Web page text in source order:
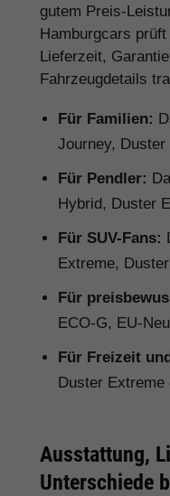
gutem Preis-
Hamburgcars
Lieferzeit,
Fahrzeugdetails
Für Familien:
Journey, Duster
Für Pendler:
Hybrid, Duster
Für SUV-Fans:
Extreme,
Für
ECO-G, EU-
Für Freizeit
Duster Extreme
Ausstattung,
Unterschiede